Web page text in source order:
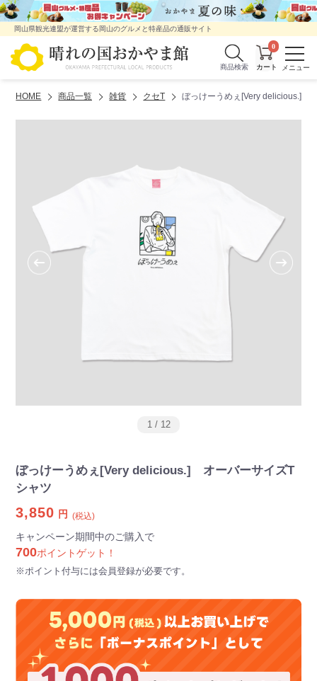
岡山県観光連盟が運営する岡山のグルメと特産品の通販サイト
商品検索
0
HOME 商品一覧 雑貨 クセT ぼっけーうめぇ[Very delicious.]
1/ 12
ぼっけーうめぇ[Very delicious.] オーバーサイズT
シャツ
3,850 円 (税込)
キャンペーン期間中のご購入で
700ポイントゲット！
※ポイント付与には会員登録が必要です。